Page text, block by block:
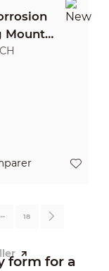
Mount
••• 18
form for a